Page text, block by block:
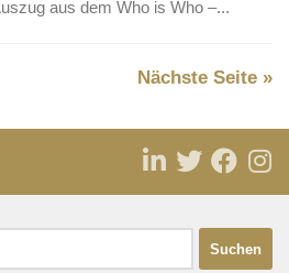
aus dem Who is Who –...
Nächste Seite »